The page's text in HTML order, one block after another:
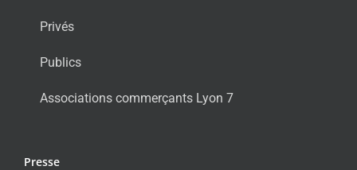
Privés
Publics
Associations commerçants Lyon 7
Presse